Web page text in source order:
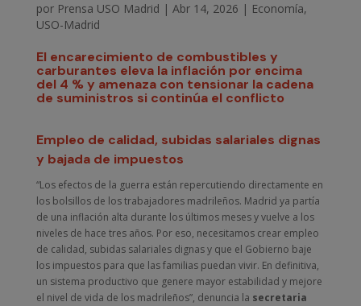
por Prensa USO Madrid | Abr 14, 2026 | Economía,
USO-Madrid
El encarecimiento de combustibles y
carburantes eleva la inflación por encima
del 4 % y amenaza con tensionar la cadena
de suministros si continúa el conflicto
Empleo de calidad, subidas salariales dignas
y bajada de impuestos
“Los efectos de la guerra están repercutiendo directamente en
los bolsillos de los trabajadores madrileños. Madrid ya partía
de una inflación alta durante los últimos meses y vuelve a los
niveles de hace tres años. Por eso, necesitamos crear empleo
de calidad, subidas salariales dignas y que el Gobierno baje
los impuestos para que las familias puedan vivir. En definitiva,
un sistema productivo que genere mayor estabilidad y mejore
el nivel de vida de los madrileños”, denuncia la secretaria